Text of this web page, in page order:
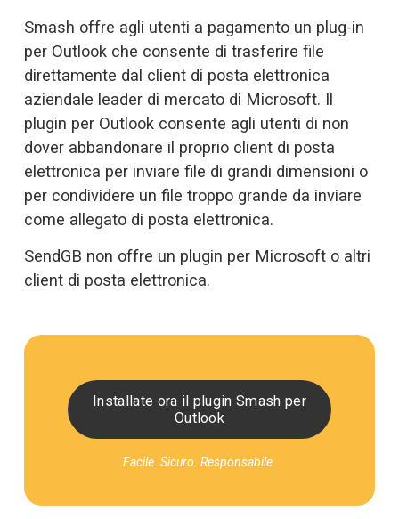
Smash offre agli utenti a pagamento un plug-in
per Outlook che consente di trasferire file
direttamente dal client di posta elettronica
aziendale leader di mercato di Microsoft. Il
plugin per Outlook consente agli utenti di non
dover abbandonare il proprio client di posta
elettronica per inviare file di grandi dimensioni o
per condividere un file troppo grande da inviare
come allegato di posta elettronica.
SendGB non offre un plugin per Microsoft o altri
client di posta elettronica.
Installate ora il plugin Smash per
Outlook
Facile. Sicuro. Responsabile.